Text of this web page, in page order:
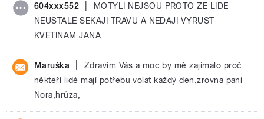
604xxx552
MOTYLI NEJSOU PROTO ZE LIDE
NEUSTALE SEKAJI TRAVU A NEDAJI VYRUST
KVETINAM JANA
Maruška
Zdravím Vás a moc by mě zajímalo proč
někteří lidé mají potřebu volat každý den,zrovna paní
Nora,hrůza,